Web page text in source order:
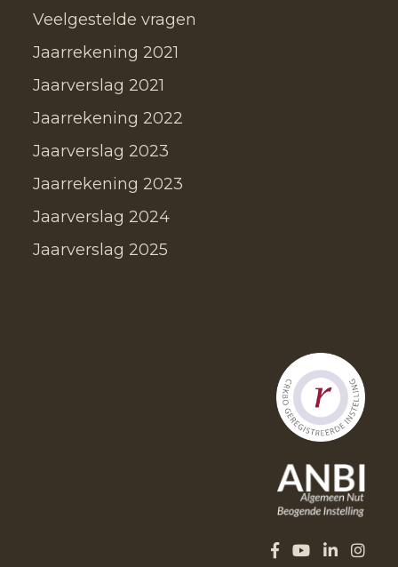
Veelgestelde vragen
Jaarrekening 2021
Jaarverslag 2021
Jaarrekening 2022
Jaarverslag 2023
Jaarrekening 2023
Jaarverslag 2024
Jaarverslag 2025